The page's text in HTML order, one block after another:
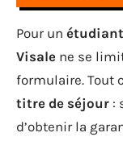
Pour un
Visale ne se
formulaire. Tout
titre de séjour :
d’obtenir la